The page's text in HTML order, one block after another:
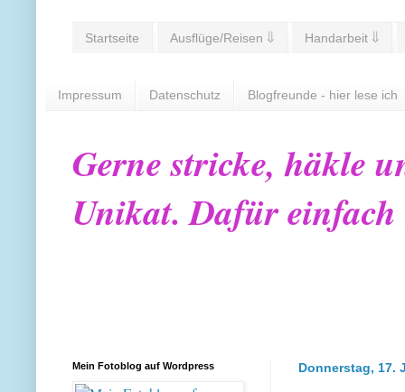
Startseite Ausflüge/Reisen ⇓ Handarbeit ⇓
Impressum Datenschutz Blogfreunde - hier lese ich
Gerne stricke, häkle
Unikat. Dafür
Donnerstag, 17.
Mein Fotoblog auf Wordpress